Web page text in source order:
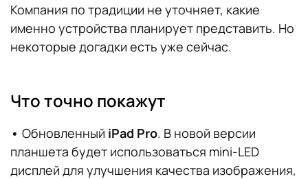
Компания по традиции не уточняет, какие
именно устройства планирует представить. Но
некоторые догадки есть уже сейчас.
Что точно покажут
• Обновленный iPad Pro. В новой версии
планшета будет использоваться mini-LED
дисплей для улучшения качества изображения,